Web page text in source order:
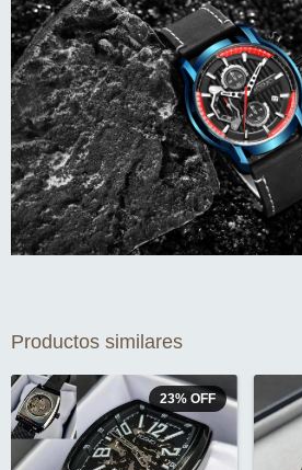
Productos similares
23% OFF